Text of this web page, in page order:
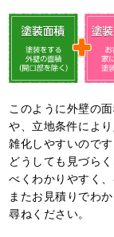
このように外壁の
や、立地条件によ
雑化しやすいので
どうしても⾒づら
べくわかりやすく
またお⾒積りでわ
尋ねください。